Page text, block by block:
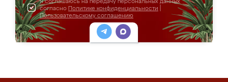
Я соглашаюсь на передачу персональных данных
согласно Политике конфиденциальности
Пользовательскому соглашению